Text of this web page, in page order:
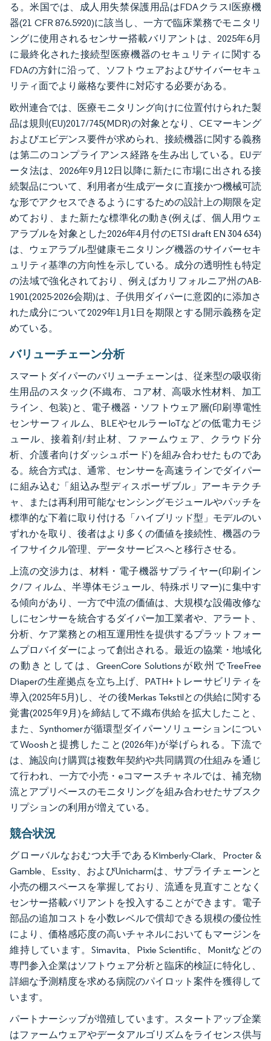
る。米国では、成人用失禁保護用品はFDAクラスI医療機
器(21 CFR 876.5920)に該当し、一方で臨床業務でモニタリ
ングに使用されるセンサー搭載バリアントは、2025年6月
に最終化された接続型医療機器のセキュリティに関する
FDAの方針に沿って、ソフトウェアおよびサイバーセキュ
リティ面でより厳格な要件に対応する必要がある。
欧州連合では、医療モニタリング向けに位置付けられた製
品は規則(EU)2017/745(MDR)の対象となり、CEマーキング
およびエビデンス要件が求められ、接続機器に関する義務
は第二のコンプライアンス経路を生み出している。EUデ
ータ法は、2026年9月12日以降に新たに市場に出される接
続製品について、利用者が生成データに直接かつ機械可読
な形でアクセスできるようにするための設計上の期限を定
めており、また新たな標準化の動き(例えば、個人用ウェ
アラブルを対象とした2026年4月付のETSI draft EN 304 634)
は、ウェアラブル型健康モニタリング機器のサイバーセキ
ュリティ基準の方向性を示している。成分の透明性も特定
の法域で強化されており、例えばカリフォルニア州のAB-
1901(2025-2026会期)は、子供用ダイパーに意図的に添加さ
れた成分について2029年1月1日を期限とする開示義務を定
めている。
バリューチェーン分析
スマートダイパーのバリューチェーンは、従来型の吸収衛
生用品のスタック(不織布、コア材、高吸水性材料、加工
ライン、包装)と、電子機器・ソフトウェア層(印刷導電性
センサーフィルム、BLEやセルラーIoTなどの低電力モジ
ュール、接着剤/封止材、ファームウェア、クラウド分
析、介護者向けダッシュボード)を組み合わせたものであ
る。統合方式は、通常、センサーを高速ラインでダイパー
に組み込む「組込み型ディスポーザブル」アーキテクチ
ャ、または再利用可能なセンシングモジュールやパッチを
標準的な下着に取り付ける「ハイブリッド型」モデルのい
ずれかを取り、後者はより多くの価値を接続性、機器のラ
イフサイクル管理、データサービスへと移行させる。
上流の交渉力は、材料・電子機器サプライヤー(印刷イン
ク/フィルム、半導体モジュール、特殊ポリマー)に集中す
る傾向があり、一方で中流の価値は、大規模な設備改修な
しにセンサーを統合するダイパー加工業者や、アラート、
分析、ケア業務との相互運用性を提供するプラットフォー
ムプロバイダーによって創出される。最近の協業・地域化
の動きとしては、GreenCore Solutionsが欧州でTreeFree
Diaperの生産拠点を立ち上げ、PATH+トレーサビリティを
導入(2025年5月)し、その後Merkas Tekstilとの供給に関する
覚書(2025年9月)を締結して不織布供給を拡大したこと、
また、Synthomerが循環型ダイパーソリューションについ
てWooshと提携したこと(2026年)が挙げられる。下流で
は、施設向け購買は複数年契約や共同購買の仕組みを通じ
て行われ、一方で小売・eコマースチャネルでは、補充物
流とアプリベースのモニタリングを組み合わせたサブスク
リプションの利用が増えている。
競合状況
グローバルなおむつ大手であるKimberly-Clark、Procter &
Gamble、Essity、およびUnicharmは、サプライチェーンと
小売の棚スペースを掌握しており、流通を見直すことなく
センサー搭載バリアントを投入することができます。電子
部品の追加コストを小数レベルで償却できる規模の優位性
により、価格感応度の高いチャネルにおいてもマージンを
維持しています。Simavita、Pixie Scientific、Monitなどの
専門参入企業はソフトウェア分析と臨床的検証に特化し、
詳細な予測精度を求める病院のパイロット案件を獲得して
います。
パートナーシップが増殖しています。スタートアップ企業
はファームウェアやデータアルゴリズムをライセンス供与